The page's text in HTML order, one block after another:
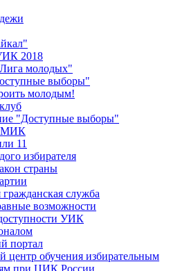
2018
молодых"
выборы"
молодым!
"Доступные выборы"
МИК
11
избирателя
страны
гражданская служба
возможности
УИК
портал
центр обучения избирательным
при ЦИК России